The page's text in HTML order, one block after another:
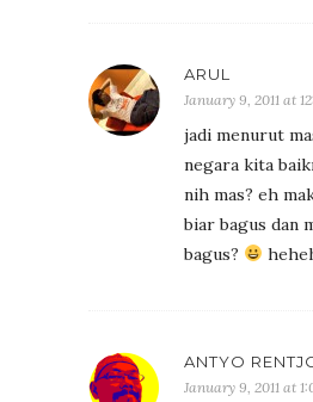
ARUL
January 9, 2011 at
jadi menurut
negara kita
nih mas? eh
biar bagus dan
bagus?
ANTYO
January 9, 2011 at